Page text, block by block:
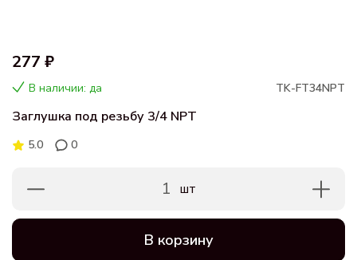
277 ₽
В наличии: да TK-FT34NPT
Заглушка под резьбу 3/4 NPT
5.0 0
1 шт
В корзину